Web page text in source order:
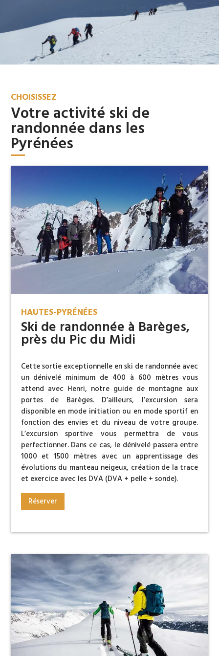
CHOISISSEZ
Votre activité ski de
randonnée dans les
Pyrénées
HAUTES-PYRÉNÉES
Ski de randonnée à Barèges,
près du Pic du Midi
Cette sortie exceptionnelle en ski de randonnée avec
un dénivelé minimum de 400 à 600 mètres vous
attend avec Henri, notre guide de montagne aux
portes de Barèges. D’ailleurs, l’excursion sera
disponible en mode initiation ou en mode sportif en
fonction des envies et du niveau de votre groupe.
L’excursion sportive vous permettra de vous
perfectionner. Dans ce cas, le dénivelé passera entre
1000 et 1500 mètres avec un apprentissage des
évolutions du manteau neigeux, création de la trace
et exercice avec les DVA (DVA + pelle + sonde).
Réserver